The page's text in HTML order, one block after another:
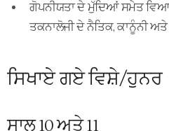
ਗੋਪਨੀਯਤਾ ਦੇ ਮੁੱਦਿਆਂ ਸਮੇਤ
ਤਕਨਾਲੋਜੀ ਦੇ ਨੈਤਿਕ, ਕਾਨੂੰਨੀ
ਸਿਖਾਏ ਗਏ ਵਿਸ਼ੇ/ਹੁਨਰ
ਸਾਲ 10 ਅਤੇ 11